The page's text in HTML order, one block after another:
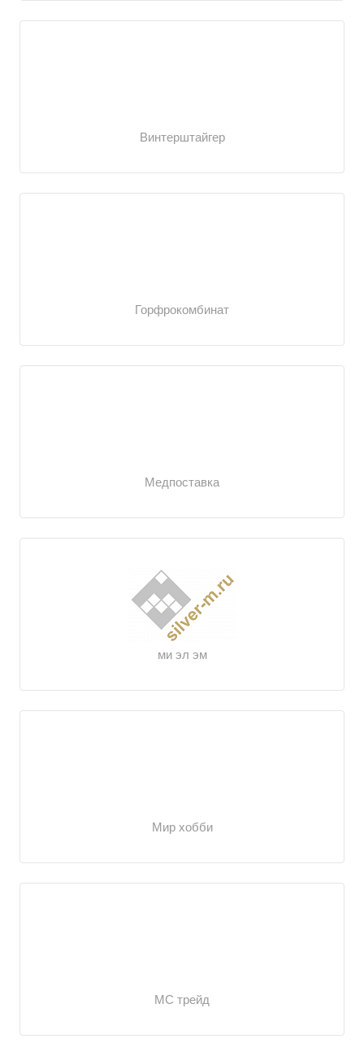
Винтерштайгер
Горфрокомбинат
Медпоставка
ми эл эм
Мир хобби
МС трейд